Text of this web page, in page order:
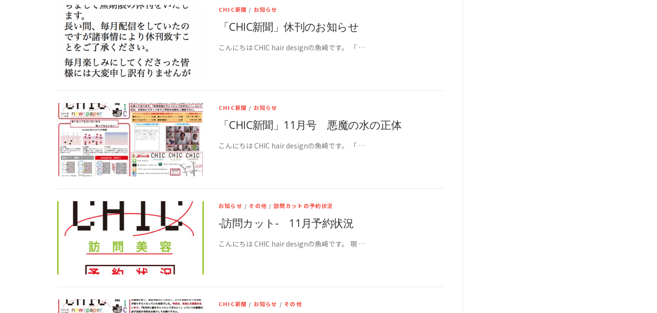
CHIC新聞 / お知らせ
「CHIC新聞」休刊のお知らせ
こんにちは CHIC hair designの魚崎です。 「 …
CHIC新聞 / お知らせ
「CHIC新聞」11月号 悪魔の水の正体
こんにちは CHIC hair designの魚崎です。 「 …
お知らせ / その他 / 訪問カットの予約状況
-訪問カット- 11月予約状況
こんにちは CHIC hair designの魚崎です。 現 …
CHIC新聞 / お知らせ / その他